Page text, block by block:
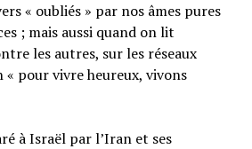
« oubliés » par nos âmes pures
; mais aussi quand on lit
les autres, sur les réseaux
« pour vivre heureux, vivons
à Israël par l’Iran et ses